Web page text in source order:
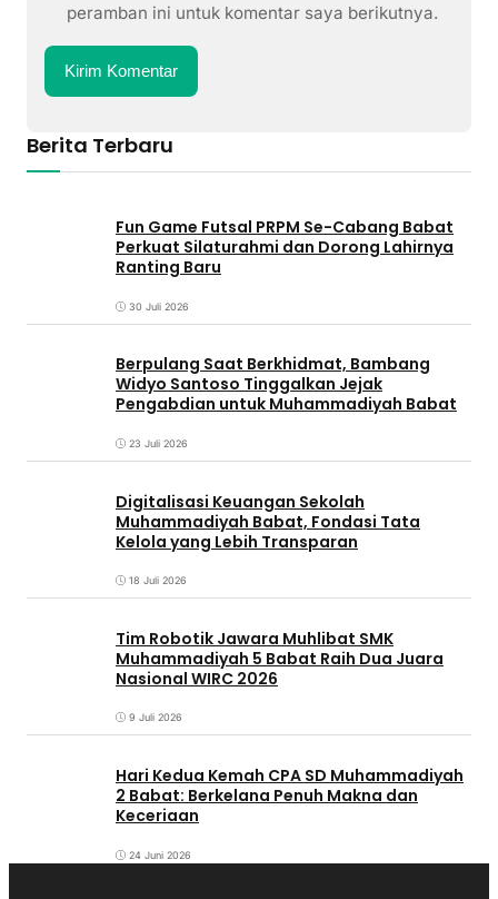
peramban ini untuk komentar saya berikutnya.
Berita Terbaru
Fun Game Futsal PRPM Se-Cabang Babat
Perkuat Silaturahmi dan Dorong Lahirnya
Ranting Baru
30 Juli 2026
Berpulang Saat Berkhidmat, Bambang
Widyo Santoso Tinggalkan Jejak
Pengabdian untuk Muhammadiyah Babat
23 Juli 2026
Digitalisasi Keuangan Sekolah
Muhammadiyah Babat, Fondasi Tata
Kelola yang Lebih Transparan
18 Juli 2026
Tim Robotik Jawara Muhlibat SMK
Muhammadiyah 5 Babat Raih Dua Juara
Nasional WIRC 2026
9 Juli 2026
‎Hari Kedua Kemah CPA SD Muhammadiyah
2 Babat: Berkelana Penuh Makna dan
Keceriaan
24 Juni 2026